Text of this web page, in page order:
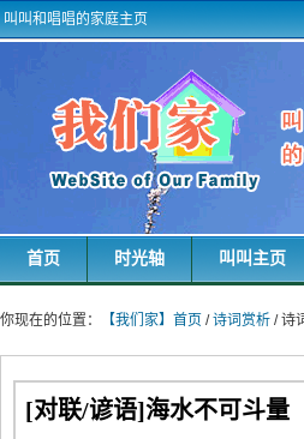
叫叫和唱唱的家庭主页
首页 时光轴 叫叫主页
你现在的位置： 【我们家】首页 /诗词赏析 / 诗
[对联/谚语]海水不可斗量